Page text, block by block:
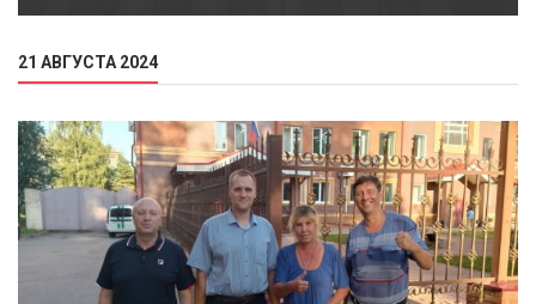
21 АВГУСТА 2024